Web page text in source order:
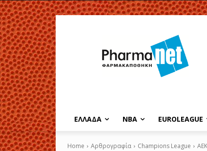
EΛΛΑΔΑ NBA ΕUROLEAGUE
Home Αρθρογραφία Champions League